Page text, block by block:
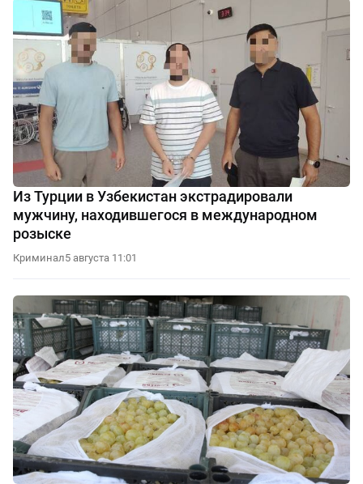
Из Турции в Узбекистан экстрадировали
мужчину, находившегося в международном
розыске
Криминал5 августа 11:01